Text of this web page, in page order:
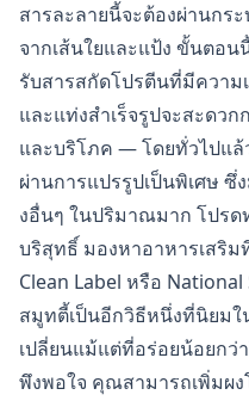
สารละลายนี้จะต้องผ่านกร
จากเส้นใยและแป้ง ขั้นตอ
รับสารสกัดโปรตีนที่มีความ
และแท่งสำเร็จรูปจะสะดว
และบริโภค — โดยทั่วไปแล้
ผ่านการแปรรูปเป็นพิเศษ
งอื่นๆ ในปริมาณมาก โปร
บริสุทธิ์ มองหาอาหารเสริ
Clean Label หรือ
สมูทตี้เป็นอีกวิธีหนึ่งที่นิยมใ
เปลี่ยนแม้แต่ที่อร่อยน้อยกว่
พึงพอใจ คุณสามารถเพิ่มผ